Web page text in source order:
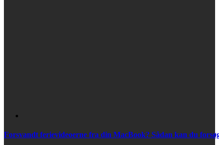
Forsvandt ferievideoerne fra din MacBook? Sådan kan du